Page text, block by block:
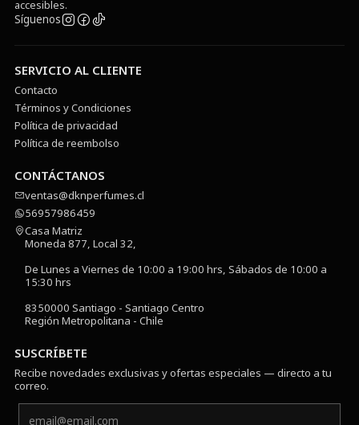
accesibles.
Síguenos
SERVICIO AL CLIENTE
Contacto
Términos y Condiciones
Política de privacidad
Política de reembolso
CONTÁCTANOS
ventas@dknperfumes.cl
56957986459
Casa Matriz
Moneda 877, Local 32,
De Lunes a Viernes de 10:00 a 19:00 hrs, Sábados de 10:00 a
15:30 hrs
8350000 Santiago - Santiago Centro
Región Metropolitana - Chile
SUSCRÍBETE
Recibe novedades exclusivas y ofertas especiales — directo a tu
correo.